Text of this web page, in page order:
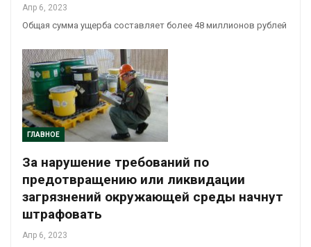
Апр 6, 2023
Общая сумма ущерба составляет более 48 миллионов рублей
ГЛАВНОЕ
За нарушение требований по
предотвращению или ликвидации
загрязнений окружающей среды начнут
штрафовать
Апр 6, 2023